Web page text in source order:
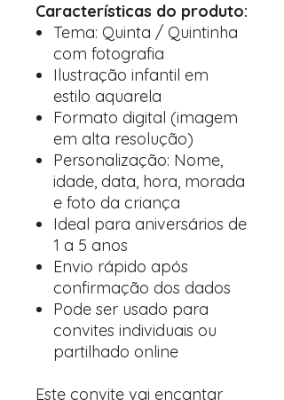
Características do produto:
Tema: Quinta / Quintinha
com fotografia
Ilustração infantil em
estilo aquarela
Formato digital (imagem
em alta resolução)
Personalização: Nome,
idade, data, hora, morada
e foto da criança
Ideal para aniversários de
1 a 5 anos
Envio rápido após
confirmação dos dados
Pode ser usado para
convites individuais ou
partilhado online
Este convite vai encantar